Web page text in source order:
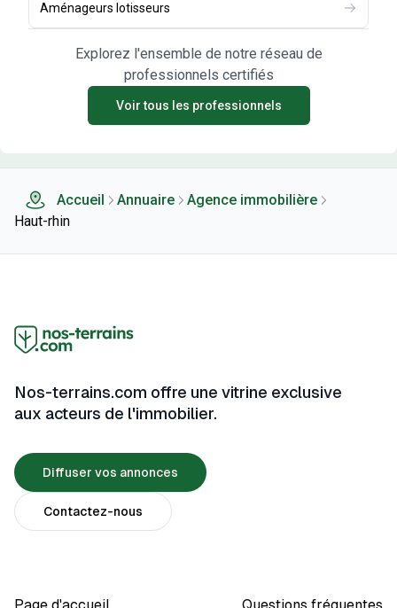
Aménageurs lotisseurs
Explorez l'ensemble de notre réseau de
professionnels certifiés
Voir tous les professionnels
Accueil Annuaire
Agence immobilière
Haut-rhin
Nos-terrains.com offre une vitrine exclusive
aux acteurs de l'immobilier.
Diffuser vos annonces
Contactez-nous